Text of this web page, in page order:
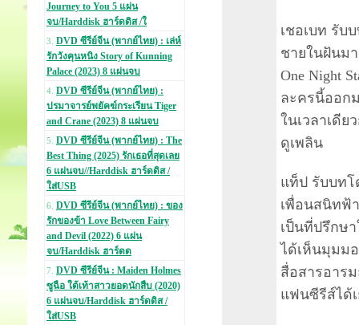
Journey to You 5 แผ่น
จบ/Harddisk ฮาร์ดดิส /ใ
3. DVD ซีรีย์จีน (พากย์ไทย) : เล่ห์
รักวังคุนหนิง Story of Kunning
Palace (2023) 8 แผ่นจบ
4. DVD ซีรีย์จีน (พากย์ไทย) :
ปรมาจารย์พยัคฆ์กระเรียน Tiger
and Crane (2023) 8 แผ่นจบ
5. DVD ซีรีย์จีน (พากย์ไทย) : The
Best Thing (2025) รักเธอที่สุดเลย
6 แผ่นจบ//Harddisk ฮาร์ดดิส /
ใส่USB
6. DVD ซีรีย์จีน (พากย์ไทย) : ของ
รักของข้า Love Between Fairy
and Devil (2022) 6 แผ่น
จบ/Harddisk ฮาร์ดด
7. DVD ซีรีย์จีน : Maiden Holmes
ซูฉือ ใต้เท้าสาวยอดนักสืบ (2020)
6 แผ่นจบ/Harddisk ฮาร์ดดิส /
ใส่USB
เชอเบท รับ
ชายในฝันม
One Night
ละครนี้ออก
ในเวลาเดี
ดูเพลิน
แท็ป รับบท
เพื่อนสนิทฟ้
เป็นที่ปรึกษ
ได้เห็นมุมม
สื่อสารอาร
แฟนซีรีส์ได้เ